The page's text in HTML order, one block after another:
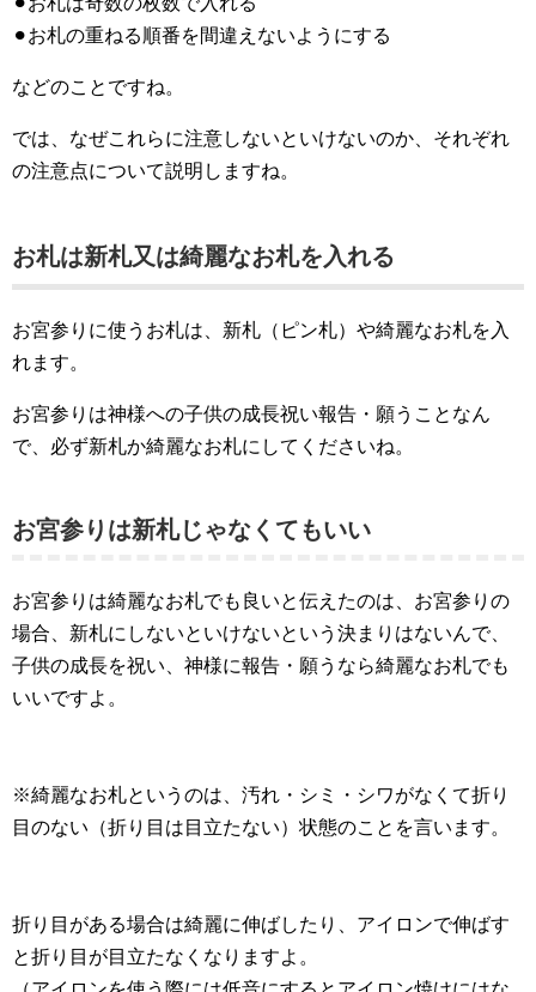
⚫︎お札の重ねる順番を間違えないようにする
などのことですね。
では、なぜこれらに注意しないといけないのか、それぞれ
の注意点について説明しますね。
お札は新札又は綺麗なお札を入れる
お宮参りに使うお札は、新札（ピン札）や綺麗なお札を入
れます。
お宮参りは神様への子供の成長祝い報告・願うことなん
で、必ず新札か綺麗なお札にしてくださいね。
お宮参りは新札じゃなくてもいい
お宮参りは綺麗なお札でも良いと伝えたのは、お宮参りの
場合、新札にしないといけないという決まりはないんで、
子供の成長を祝い、神様に報告・願うなら綺麗なお札でも
いいですよ。
※綺麗なお札というのは、汚れ・シミ・シワがなくて折り
目のない（折り目は目立たない）状態のことを言います。
折り目がある場合は綺麗に伸ばしたり、アイロンで伸ばす
と折り目が目立たなくなりますよ。